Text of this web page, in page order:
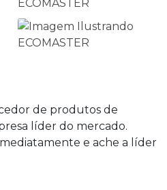
de produtos de
líder do mercado.
e ache a líder